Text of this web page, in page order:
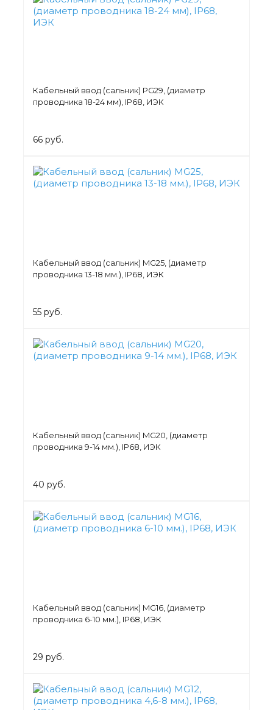
Кабельный ввод (сальник) PG29, (диаметр
проводника 18-24 мм), IP68, ИЭК
66 руб.
Кабельный ввод (сальник) MG25, (диаметр
проводника 13-18 мм.), IP68, ИЭК
55 руб.
Кабельный ввод (сальник) MG20, (диаметр
проводника 9-14 мм.), IP68, ИЭК
40 руб.
Кабельный ввод (сальник) MG16, (диаметр
проводника 6-10 мм.), IP68, ИЭК
29 руб.